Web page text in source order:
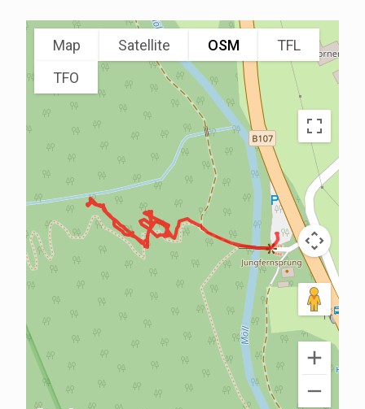
Map Satellite OSM
TFL
TFO